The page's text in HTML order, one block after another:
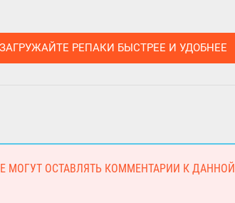
РЕПАКИ БЫСТРЕЕ И УДОБНЕЕ
МОГУТ ОСТАВЛЯТЬ КОММЕНТАРИИ К ДАННОЙ